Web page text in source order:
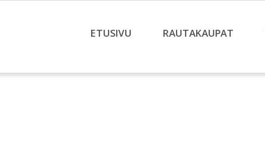
ETUSIVU RAUTAKAUPAT